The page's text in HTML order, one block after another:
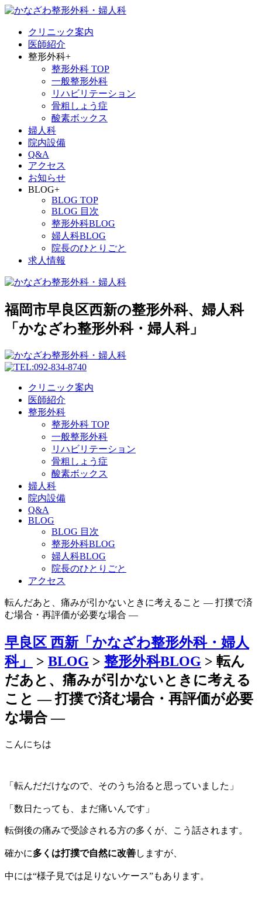
クリニック案内
医師紹介
整形外科+
整形外科 TOP
一般整形外科
リハビリテーション
骨粗しょう症
酸素ボックス
婦人科
院内設備
Q&A
アクセス
お知らせ
BLOG+
BLOG TOP
BLOG 目次
整形外科BLOG
婦人科BLOG
院長のひとりごと
求人情報
福岡市早良区西新の整形外科、婦人科
「かなざわ整形外科・婦人科」
クリニック案内
医師紹介
整形外科
整形外科 TOP
一般整形外科
リハビリテーション
骨粗しょう症
酸素ボックス
婦人科
院内設備
Q&A
BLOG
BLOG 目次
整形外科BLOG
婦人科BLOG
院長のひとりごと
アクセス
転んだあと、痛みが引かないときに考えること ― 打撲で済
む場合・再評価が必要な場合 ―
早良区 西新「かなざわ整形外科・婦人
科」
> BLOG > 整形外科BLOG > 転ん
だあと、痛みが引かないときに考える
こと ― 打撲で済む場合・再評価が必要
な場合 ―
こんにちは
「転んだだけなので、そのうち治ると思っていました」
「数日たっても、まだ痛いんです」
転倒後の痛みで受診される方の多くが、こう話されます。
確かに多くは打撲で自然に改善しますが、
中には“様子見では足りないケース”もあります。